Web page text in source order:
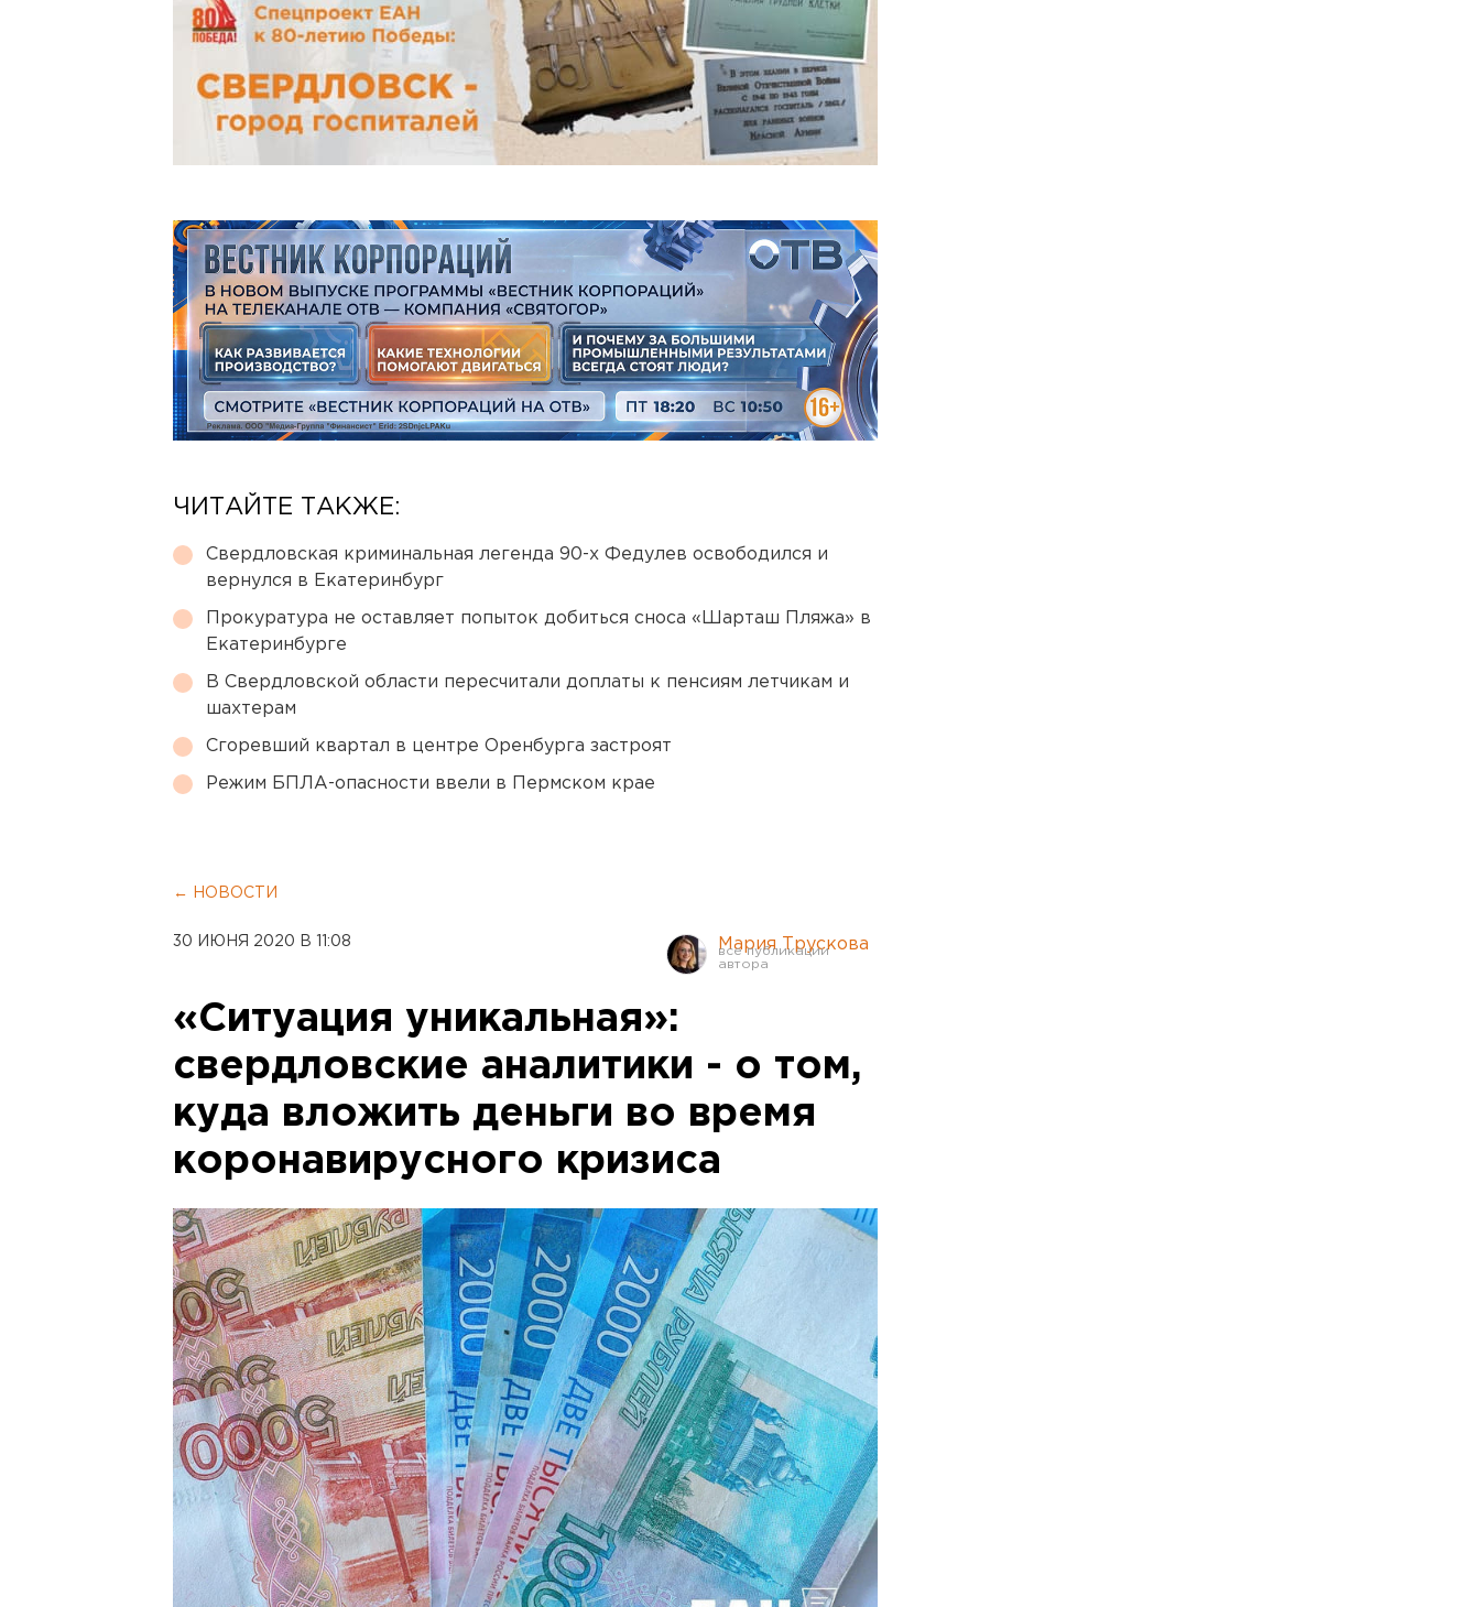
ЧИТАЙТЕ ТАКЖЕ:
Свердловская криминальная легенда 90-х Федулев освободился и
вернулся в Екатеринбург
Прокуратура не оставляет попыток добиться сноса «Шарташ Пляжа» в
Екатеринбурге
В Свердловской области пересчитали доплаты к пенсиям летчикам и
шахтерам
Сгоревший квартал в центре Оренбурга застроят
Режим БПЛА-опасности ввели в Пермском крае
← НОВОСТИ
30 ИЮНЯ 2020 В 11:08 Мария Трускова
«Ситуация уникальная»:
свердловские аналитики - о том,
куда вложить деньги во время
коронавирусного кризиса